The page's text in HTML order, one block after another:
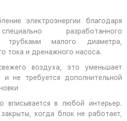
электроэнергии благодаря
разработанного
трубками малого диаметра,
тока и дренажного насоса.
воздуха, это уменьшает
не требуется дополнительной
вписывается в любой интерьер.
когда блок не работает,